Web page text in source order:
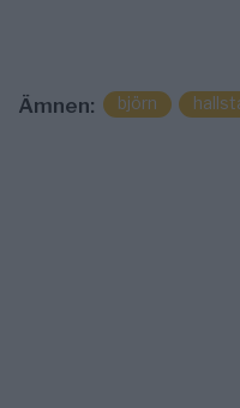
Ämnen: björn